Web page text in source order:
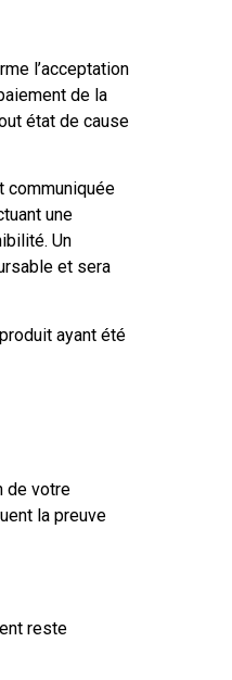
l’acceptation
de la
état de cause
communiquée
une
Un
et sera
ayant été
de votre
la preuve
reste